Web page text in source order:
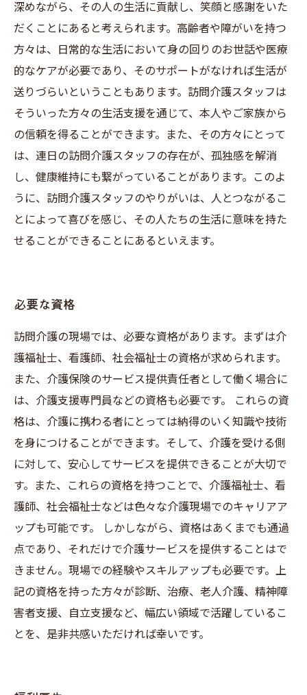
深めながら、その人の生活に貢献し、笑顔と感謝をいた
だくことにあると考えられます。高齢者や障がいを持つ
方々は、日常的な生活において身の回りのお世話や医療
的なケアが必要であり、そのサポートがなければ生活が
送りづらいということもあります。訪問介護スタッフは
そういった方々の生活支援を通じて、本人やご家族から
の信頼を得ることができます。また、その方々にとって
は、連日の訪問介護スタッフの存在が、孤独感を解消
し、健康維持にも繋がっていることがあります。このよ
うに、訪問介護スタッフのやりがいは、人とつながるこ
とによって喜びを感じ、その人たちの生活に意味を持た
せることができることにあるといえます。
必要な資格
訪問介護の現場では、必要な資格があります。まずは介
護福祉士、看護師、社会福祉士の資格が求められます。
また、介護保険のサービス提供責任者として働く場合に
は、介護支援専門員などの資格も必要です。 これらの資
格は、介護に携わる者にとっては納得のいく知識や技術
を身につけることができます。そして、介護を受ける側
に対して、安心してサービスを提供できることが大切で
す。また、これらの資格を持つことで、介護福祉士、看
護師、社会福祉士などは色々な介護現場でのキャリアア
ップも可能です。 しかしながら、資格はあくまでも通過
点であり、それだけで介護サービスを提供することはで
きません。現場での経験やスキルアップも必要です。上
記の資格を持った方々が診断、治療、老人介護、精神障
害者支援、自立支援など、幅広い領域で活躍しているこ
とを、是非共感いただければ幸いです。